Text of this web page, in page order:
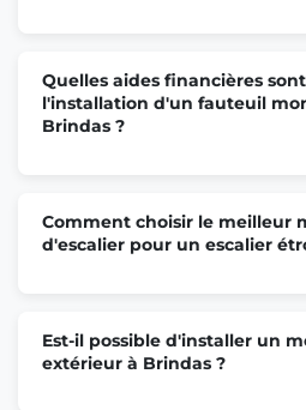
Quelles aides financières
l'installation d'un fauteuil
Brindas ?
Comment choisir le meilleur
d'escalier pour un escalier
Est-il possible d'installer un
extérieur à Brindas ?